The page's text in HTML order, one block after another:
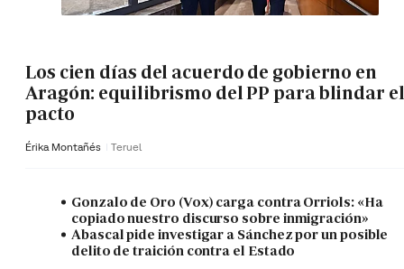
Los cien días del acuerdo de gobierno en
Aragón: equilibrismo del PP para blindar el
pacto
Érika Montañés Teruel
Gonzalo de Oro (Vox) carga contra Orriols: «Ha
copiado nuestro discurso sobre inmigración»
Abascal pide investigar a Sánchez por un posible
delito de traición contra el Estado